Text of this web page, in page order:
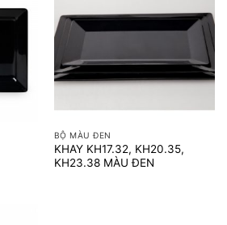
BỘ MÀU ĐEN
KHAY KH17.32, KH20.35,
KH23.38 MÀU ĐEN